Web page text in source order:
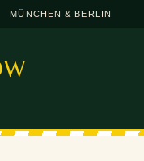
MÜNCHEN & BERLIN